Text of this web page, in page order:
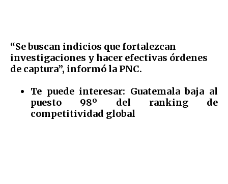
“Se buscan indicios que fortalezcan
investigaciones y hacer efectivas órdenes
de captura”, informó la PNC.
Te puede interesar: Guatemala baja al
puesto 98º del ranking de
competitividad global